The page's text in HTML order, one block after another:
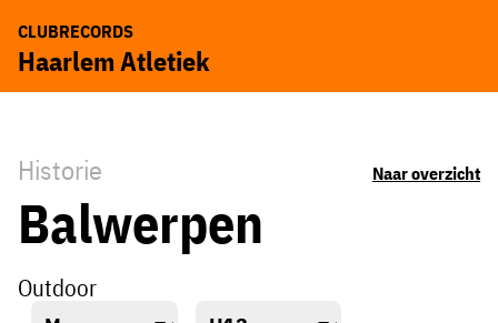
CLUBRECORDS
Haarlem Atletiek
Historie Naar overzicht
Balwerpen
Outdoor